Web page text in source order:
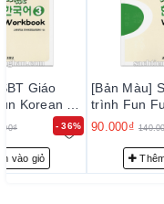
Người mới bắt
Người học muốn
Người chuẩn bị
Giáo viên và
- 36%
Giáo
Korean 3
vào giỏ
[Bản Màu]
trình Fun
- 재미 있는
90.000₫